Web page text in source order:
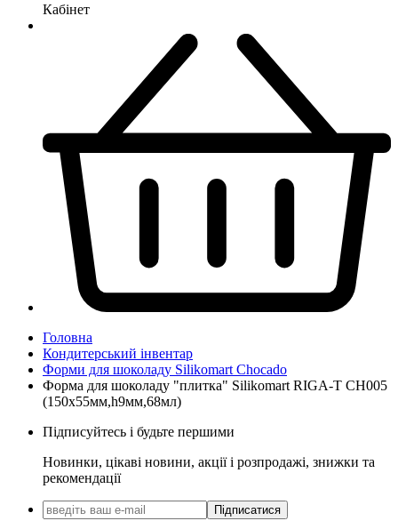
Кабінет
Головна
Кондитерський інвентар
Форми для шоколаду Silikomart Chocado
Форма для шоколаду "плитка" Silikomart RIGA-T CH005
(150x55мм,h9мм,68мл)
Підписуйтесь і будьте першими
Новинки, цікаві новини, акції і розпродажі, знижки та
рекомендації
Підписатися